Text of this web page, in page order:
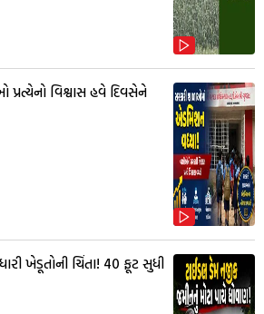
વિશ્વાસ હવે દિવસેને
ખેડૂતોની ચિંતા! 40 ફૂટ સુધી